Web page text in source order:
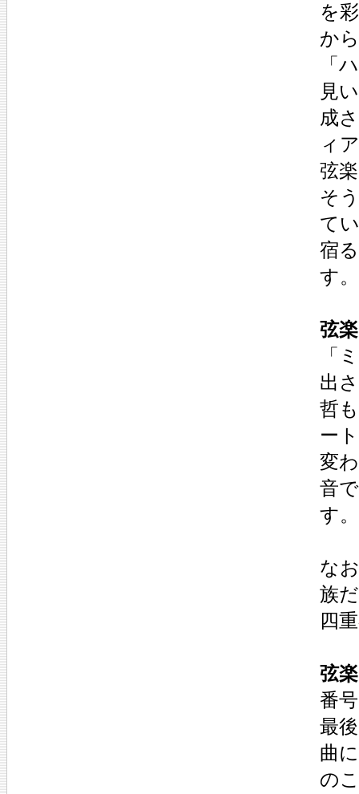
を
か
「
見
成
ィ
弦
そ
て
宿
す。
弦
「
出
哲
ー
変
音
す
な
族
四
弦
番
最
曲
の